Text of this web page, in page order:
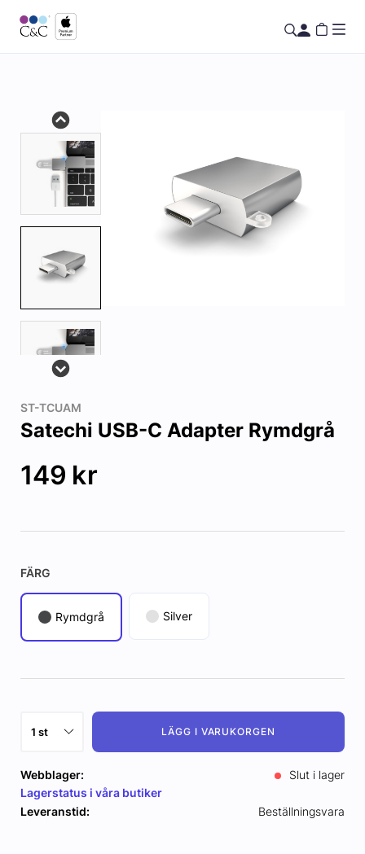
ST-TCUAM
Satechi USB-C Adapter Rymdgrå
149 kr
FÄRG
Rymdgrå Silver
LÄGG I VARUKORGEN
Webblager:
Slut i lager
Lagerstatus i våra butiker
Leveranstid:
Beställningsvara